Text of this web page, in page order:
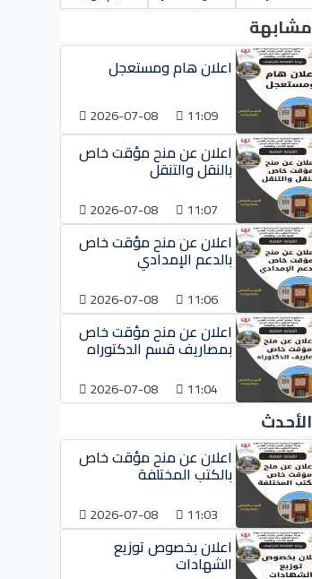
مشابهة
اعلان هام ومستعجل
11:09
2026-07-08
اعلان عن منح مؤقت خاص
بالنقل والتنقل
11:07
2026-07-08
اعلان عن منح مؤقت خاص
بالدعم الإمدادي
11:06
2026-07-08
اعلان عن منح مؤقت خاص
بمصاريف قسم الدكتوراه
11:04
2026-07-08
الأحدث
اعلان عن منح مؤقت خاص
بالكتب المختلفة
11:03
2026-07-08
اعلان بخصوص توزيع
الشهادات